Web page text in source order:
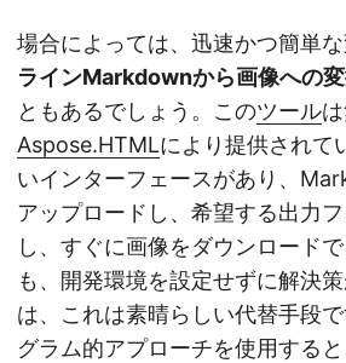
場合によっては、迅速かつ簡単
ラインMarkdownから画像への
ともあるでしょう。このツール
Aspose.HTMLにより提供されて
いインターフェースがあり、
アップロードし、希望する出力
し、すぐに画像をダウンロード
も、開発環境を設定せずに解決
は、これは素晴らしい代替手段
グラム的アプローチを使用する